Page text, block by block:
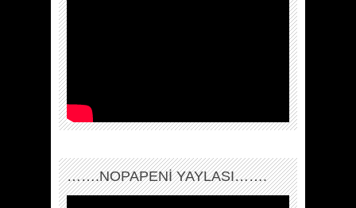
…….NOPAPENİ YAYLASI…….